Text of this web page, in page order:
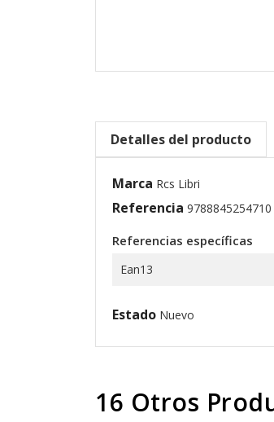
Detalles del producto
Marca Rcs Libri
Referencia 9788845254710
Referencias específicas
Ean13
Estado Nuevo
16 Otros